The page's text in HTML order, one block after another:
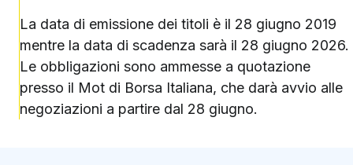
La data di emissione dei titoli è il 28 giugno 2019
mentre la data di scadenza sarà il 28 giugno 2026.
Le obbligazioni sono ammesse a quotazione
presso il Mot di Borsa Italiana, che darà avvio alle
negoziazioni a partire dal 28 giugno.